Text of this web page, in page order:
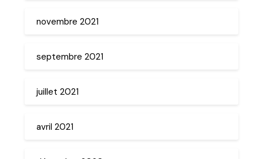
novembre 2021
septembre 2021
juillet 2021
avril 2021